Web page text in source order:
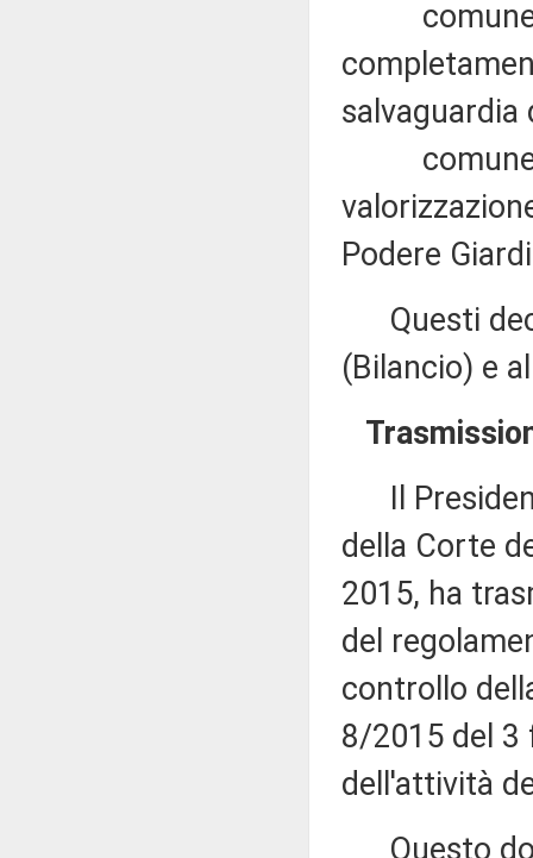
comune
salvaguardia
comune di
Podere
Questi
(Bilancio) e
Il
della Corte
2015, ha
del
controllo
8/2015 del 3
dell'attività
Questo